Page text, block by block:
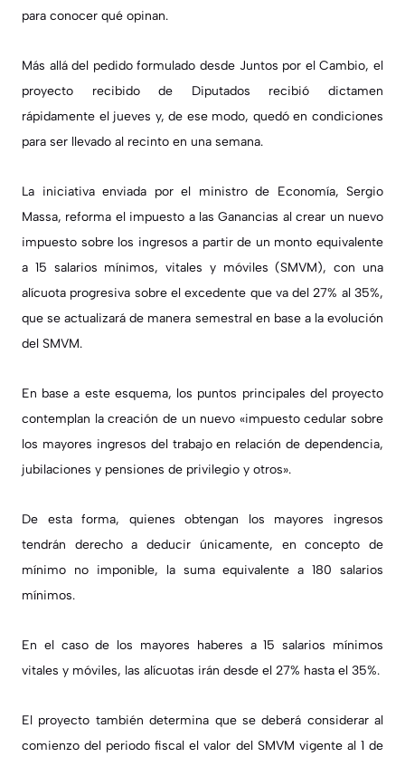
para conocer qué opinan.
Más allá del pedido formulado desde Juntos por el Cambio, el
proyecto recibido de Diputados recibió dictamen
rápidamente el jueves y, de ese modo, quedó en condiciones
para ser llevado al recinto en una semana.
La iniciativa enviada por el ministro de Economía, Sergio
Massa, reforma el impuesto a las Ganancias al crear un nuevo
impuesto sobre los ingresos a partir de un monto equivalente
a 15 salarios mínimos, vitales y móviles (SMVM), con una
alícuota progresiva sobre el excedente que va del 27% al 35%,
que se actualizará de manera semestral en base a la evolución
del SMVM.
En base a este esquema, los puntos principales del proyecto
contemplan la creación de un nuevo «impuesto cedular sobre
los mayores ingresos del trabajo en relación de dependencia,
jubilaciones y pensiones de privilegio y otros».
De esta forma, quienes obtengan los mayores ingresos
tendrán derecho a deducir únicamente, en concepto de
mínimo no imponible, la suma equivalente a 180 salarios
mínimos.
En el caso de los mayores haberes a 15 salarios mínimos
vitales y móviles, las alícuotas irán desde el 27% hasta el 35%.
El proyecto también determina que se deberá considerar al
comienzo del periodo fiscal el valor del SMVM vigente al 1 de